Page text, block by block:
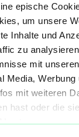
epische
um unsere
Inhalte und
zu
mit
Media,
mit weiteren
hast oder die
9911590
in der